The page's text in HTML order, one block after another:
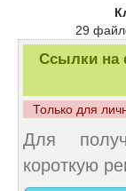
29
Ссылки на
Только для
Для
короткую